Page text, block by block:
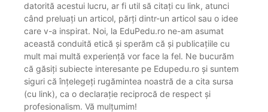
datorită acestui lucru, ar fi util să citați cu link, atunci
când preluați un articol, părți dintr-un articol sau o idee
care v-a inspirat. Noi, la EduPedu.ro ne-am asumat
această conduită etică și sperăm că și publicațiile cu
mult mai multă experiență vor face la fel. Ne bucurăm
că găsiți subiecte interesante pe Edupedu.ro și suntem
siguri că înțelegeți rugămintea noastră de a cita sursa
(cu link), ca o declarație reciprocă de respect și
profesionalism. Vă mulțumim!